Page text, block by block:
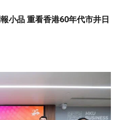
小品 重看香港60年代市井日